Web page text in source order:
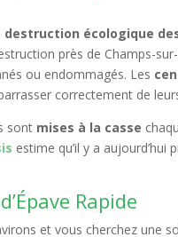
destruction écologique
près de Champs-
ou endommagés. Les
correctement de
sont mises à la casse
estime qu’il y a
Rapide
et vous cherchez une